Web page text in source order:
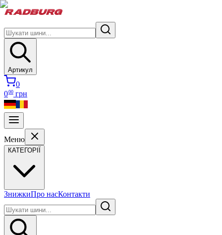
Артикул
0
000 грн
Меню
КАТЕГОРІЇ
ЗнижкиПро насКонтакти